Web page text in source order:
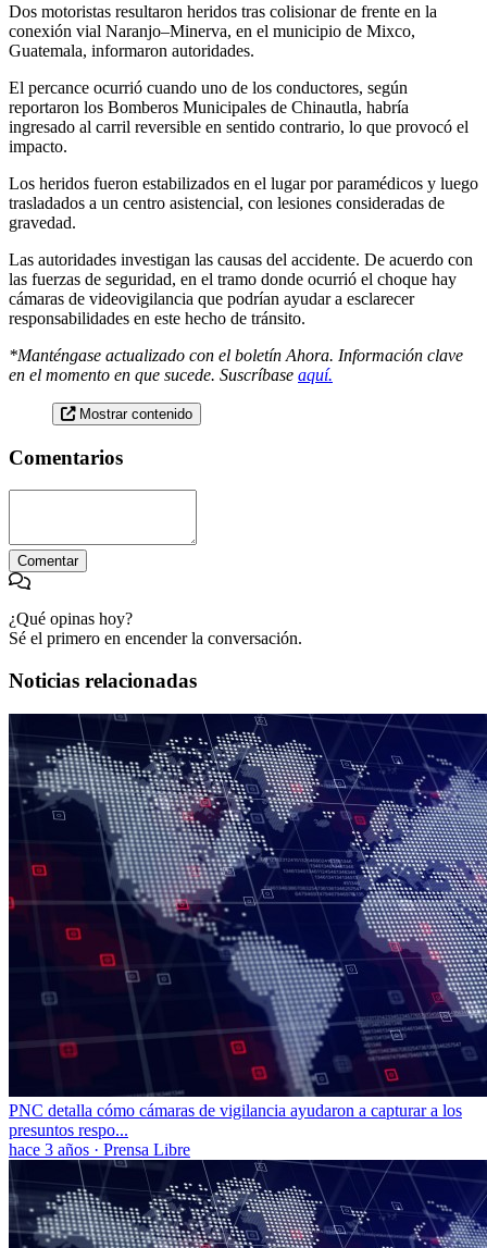
Dos motoristas resultaron heridos tras colisionar de frente en la
conexión vial Naranjo–Minerva, en el municipio de Mixco,
Guatemala, informaron autoridades.
El percance ocurrió cuando uno de los conductores, según
reportaron los Bomberos Municipales de Chinautla, habría
ingresado al carril reversible en sentido contrario, lo que provocó el
impacto.
Los heridos fueron estabilizados en el lugar por paramédicos y luego
trasladados a un centro asistencial, con lesiones consideradas de
gravedad.
Las autoridades investigan las causas del accidente. De acuerdo con
las fuerzas de seguridad, en el tramo donde ocurrió el choque hay
cámaras de videovigilancia que podrían ayudar a esclarecer
responsabilidades en este hecho de tránsito.
*Manténgase actualizado con el boletín Ahora. Información clave
en el momento en que sucede. Suscríbase aquí.
Mostrar contenido
Comentarios
Comentar
¿Qué opinas hoy?
Sé el primero en encender la conversación.
Noticias relacionadas
PNC detalla cómo cámaras de vigilancia ayudaron a capturar a los
presuntos respo...
hace 3 años · Prensa Libre